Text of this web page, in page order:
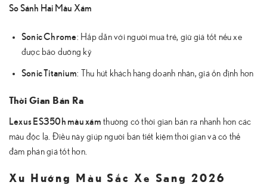
So Sánh Hai Màu Xám
Sonic Chrome: Hấp dẫn với người mua trẻ, giữ giá tốt nếu xe
được bảo dưỡng kỹ
Sonic Titanium: Thu hút khách hàng doanh nhân, giá ổn định hơn
Thời Gian Bán Ra
Lexus ES350h màu xám thường có thời gian bán ra nhanh hơn các
màu độc lạ. Điều này giúp người bán tiết kiệm thời gian và có thể
đàm phán giá tốt hơn.
Xu Hướng Màu Sắc Xe Sang 2026